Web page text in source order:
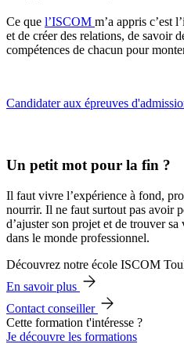
Ce que l’ISCOM m’a appris c’est
et de créer des relations, de savoir
compétences de chacun pour
Candidater aux épreuves
Un petit mot pour la fin ?
Il faut vivre l’expérience à fond,
nourrir. Il ne faut surtout pas avoir
d’ajuster son projet et de trouver
dans le monde professionnel.
Découvrez notre école ISCOM
En savoir plus
Contact conseiller
Cette formation t'intéresse ?
Je découvre les formations